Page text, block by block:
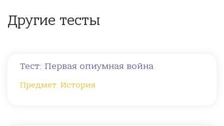
Другие тесты
Тест: Первая опиумная война
Предмет: История